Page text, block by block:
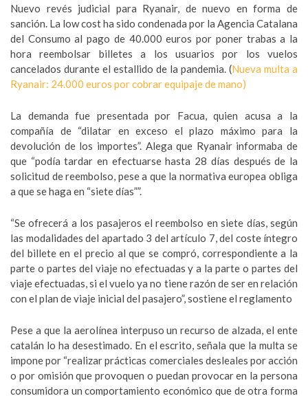
Nuevo revés judicial para Ryanair, de nuevo en forma de
sanción. La low cost ha sido condenada por la Agencia Catalana
del Consumo al pago de 40.000 euros por poner trabas a la
hora reembolsar billetes a los usuarios por los vuelos
cancelados durante el estallido de la pandemia. (Nueva multa a
Ryanair: 24.000 euros por cobrar equipaje de mano)
La demanda fue presentada por Facua, quien acusa a la
compañía de “dilatar en exceso el plazo máximo para la
devolución de los importes”. Alega que Ryanair informaba de
que “podía tardar en efectuarse hasta 28 días después de la
solicitud de reembolso, pese a que la normativa europea obliga
a que se haga en “siete días””.
“Se ofrecerá a los pasajeros el reembolso en siete días, según
las modalidades del apartado 3 del artículo 7, del coste íntegro
del billete en el precio al que se compró, correspondiente a la
parte o partes del viaje no efectuadas y a la parte o partes del
viaje efectuadas, si el vuelo ya no tiene razón de ser en relación
con el plan de viaje inicial del pasajero”, sostiene el reglamento
Pese a que la aerolínea interpuso un recurso de alzada, el ente
catalán lo ha desestimado. En el escrito, señala que la multa se
impone por “realizar prácticas comerciales desleales por acción
o por omisión que provoquen o puedan provocar en la persona
consumidora un comportamiento económico que de otra forma